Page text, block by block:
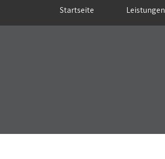
Startseite Leistungen